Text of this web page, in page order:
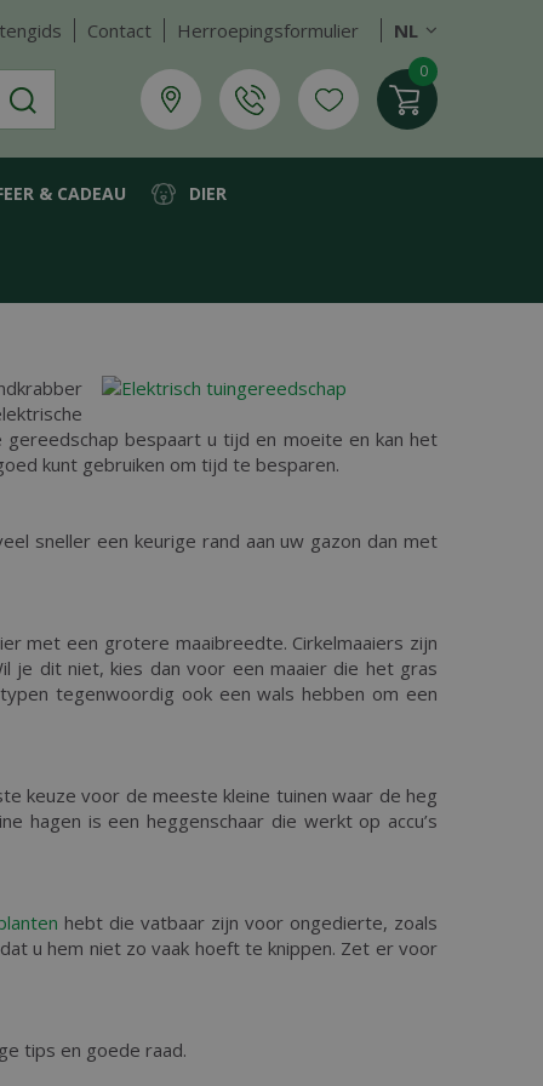
Contact Herroepingsformulier NL
& CADEAU DIER
bespaart u tijd en moeite en kan het
kunt gebruiken om tijd te besparen.
sneller een keurige rand aan uw gazon dan met
met een grotere maaibreedte. Cirkelmaaiers zijn
je dit niet, kies dan voor een maaier die het gras
tegenwoordig ook een wals hebben om een
keuze voor de meeste kleine tuinen waar de heg
hagen is een heggenschaar die werkt op accu’s
hebt die vatbaar zijn voor ongedierte, zoals
u hem niet zo vaak hoeft te knippen. Zet er voor
tips en goede raad.